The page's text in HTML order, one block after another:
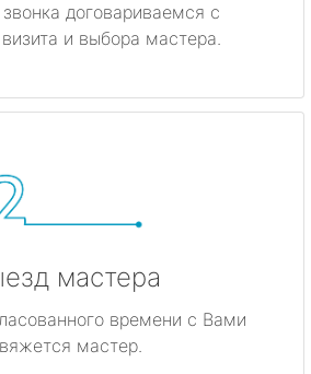
договариваемся с
и выбора мастера.
мастера
времени с Вами
мастер.